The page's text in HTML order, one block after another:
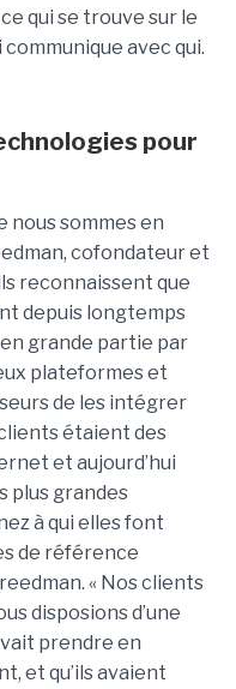
qui se trouve sur le
avec qui.
pour
nous sommes en
cofondateur et
reconnaissent que
depuis longtemps
grande partie par
plateformes et
de les intégrer
étaient des
et aujourd’hui
plus grandes
à qui elles font
de référence
« Nos clients
disposions d’une
prendre en
et qu’ils avaient